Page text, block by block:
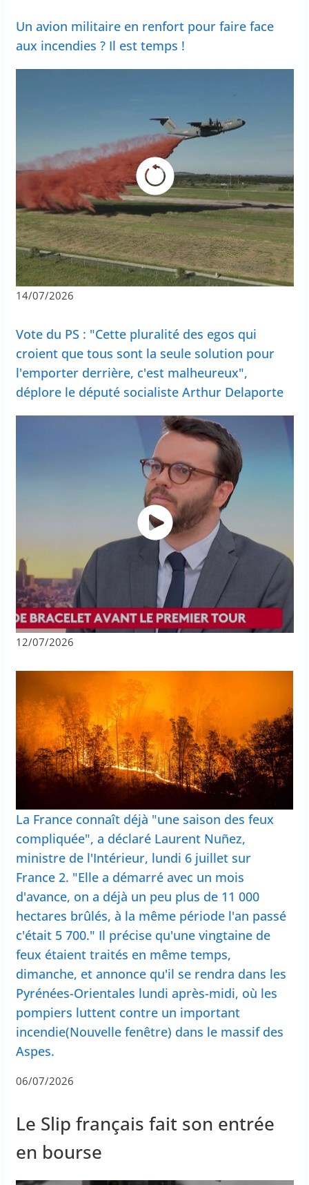
Un avion militaire en renfort pour faire face
aux incendies ? Il est temps !
14/07/2026
Vote du PS : "Cette pluralité des egos qui
croient que tous sont la seule solution pour
l'emporter derrière, c'est malheureux",
déplore le député socialiste Arthur Delaporte
12/07/2026
La France connaît déjà "une saison des feux
compliquée", a déclaré Laurent Nuñez,
ministre de l'Intérieur, lundi 6 juillet sur
France 2. "Elle a démarré avec un mois
d'avance, on a déjà un peu plus de 11 000
hectares brûlés, à la même période l'an passé
c'était 5 700." Il précise qu'une vingtaine de
feux étaient traités en même temps,
dimanche, et annonce qu'il se rendra dans les
Pyrénées-Orientales lundi après-midi, où les
pompiers luttent contre un important
incendie(Nouvelle fenêtre) dans le massif des
Aspes.
06/07/2026
Le Slip français fait son entrée
en bourse